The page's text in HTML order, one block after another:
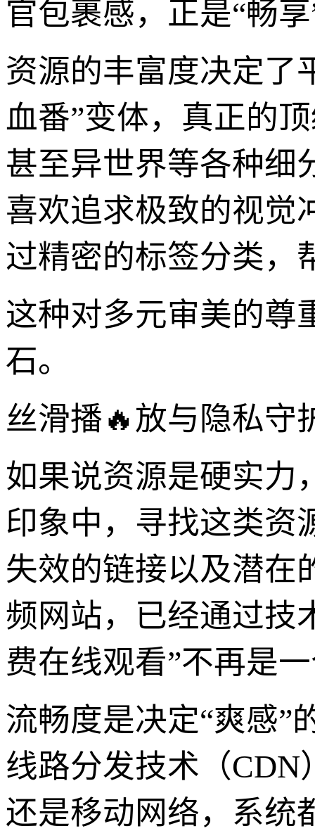
官包裹感，正是“畅
资源的丰富度决定了
血番”变体，真正的
甚至异世界等各种细
喜欢追求极致的视觉
过精密的标签分类，
这种对多元审美的尊
石。
丝滑播🔥放与隐私守
如果说资源是硬实力
印象中，寻找这类资
失效的链接以及潜在
频网站，已经通过技
费在线观看”不再是
流畅度是决定“爽感”
线路分发技术（
还是移动网络，系统